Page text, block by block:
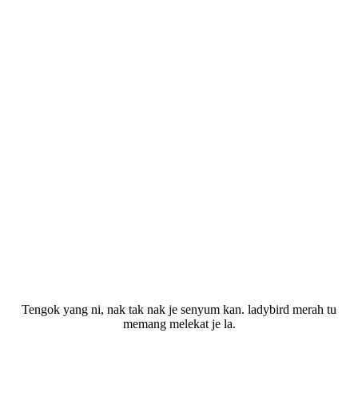
Tengok yang ni, nak tak nak je senyum kan. ladybird merah tu
memang melekat je la.